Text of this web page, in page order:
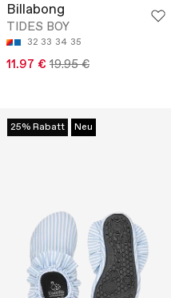
Billabong
TIDES BOY
32 33 34 35
11.97 € 19.95 €
25% Rabatt Neu